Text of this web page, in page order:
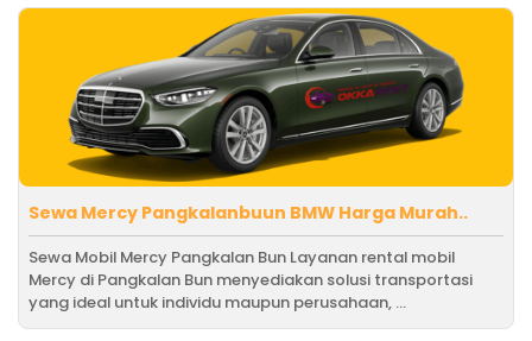
Sewa Mercy Pangkalanbuun BMW Harga Murah..
Sewa Mobil Mercy Pangkalan Bun Layanan rental mobil
Mercy di Pangkalan Bun menyediakan solusi transportasi
yang ideal untuk individu maupun perusahaan, ...